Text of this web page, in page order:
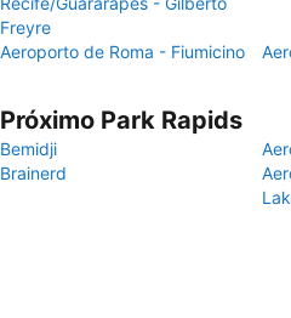
Freyre
Aeroporto de Roma - Fiumicino
Próximo Park Rapids
Bemidji
Brainerd